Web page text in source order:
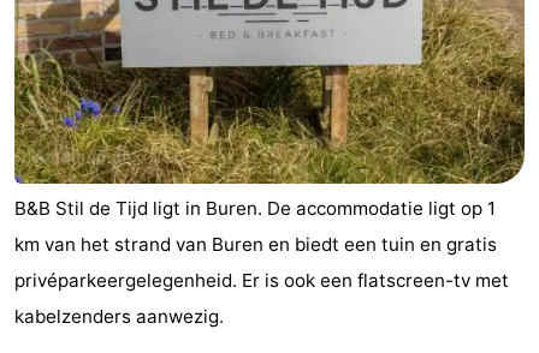
Vakantiehuizen
-
Boomhiemke
-
Landal
Last
Zien
B&B Stil de Tijd ligt in Buren. De accommodatie ligt op 1
km van het strand van Buren en biedt een tuin en gratis
privéparkeergelegenheid. Er is ook een flatscreen-tv met
kabelzenders aanwezig.